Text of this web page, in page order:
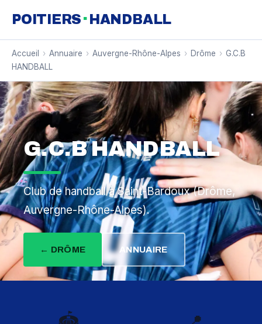
POITIERS · HANDBALL
Accueil › Annuaire › Auvergne-Rhône-Alpes › Drôme › G.C.B
HANDBALL
G.C.B HANDBALL
Club de handball à Saint-Bardoux (Drôme,
Auvergne-Rhône-Alpes).
← DRÔME ANNUAIRE